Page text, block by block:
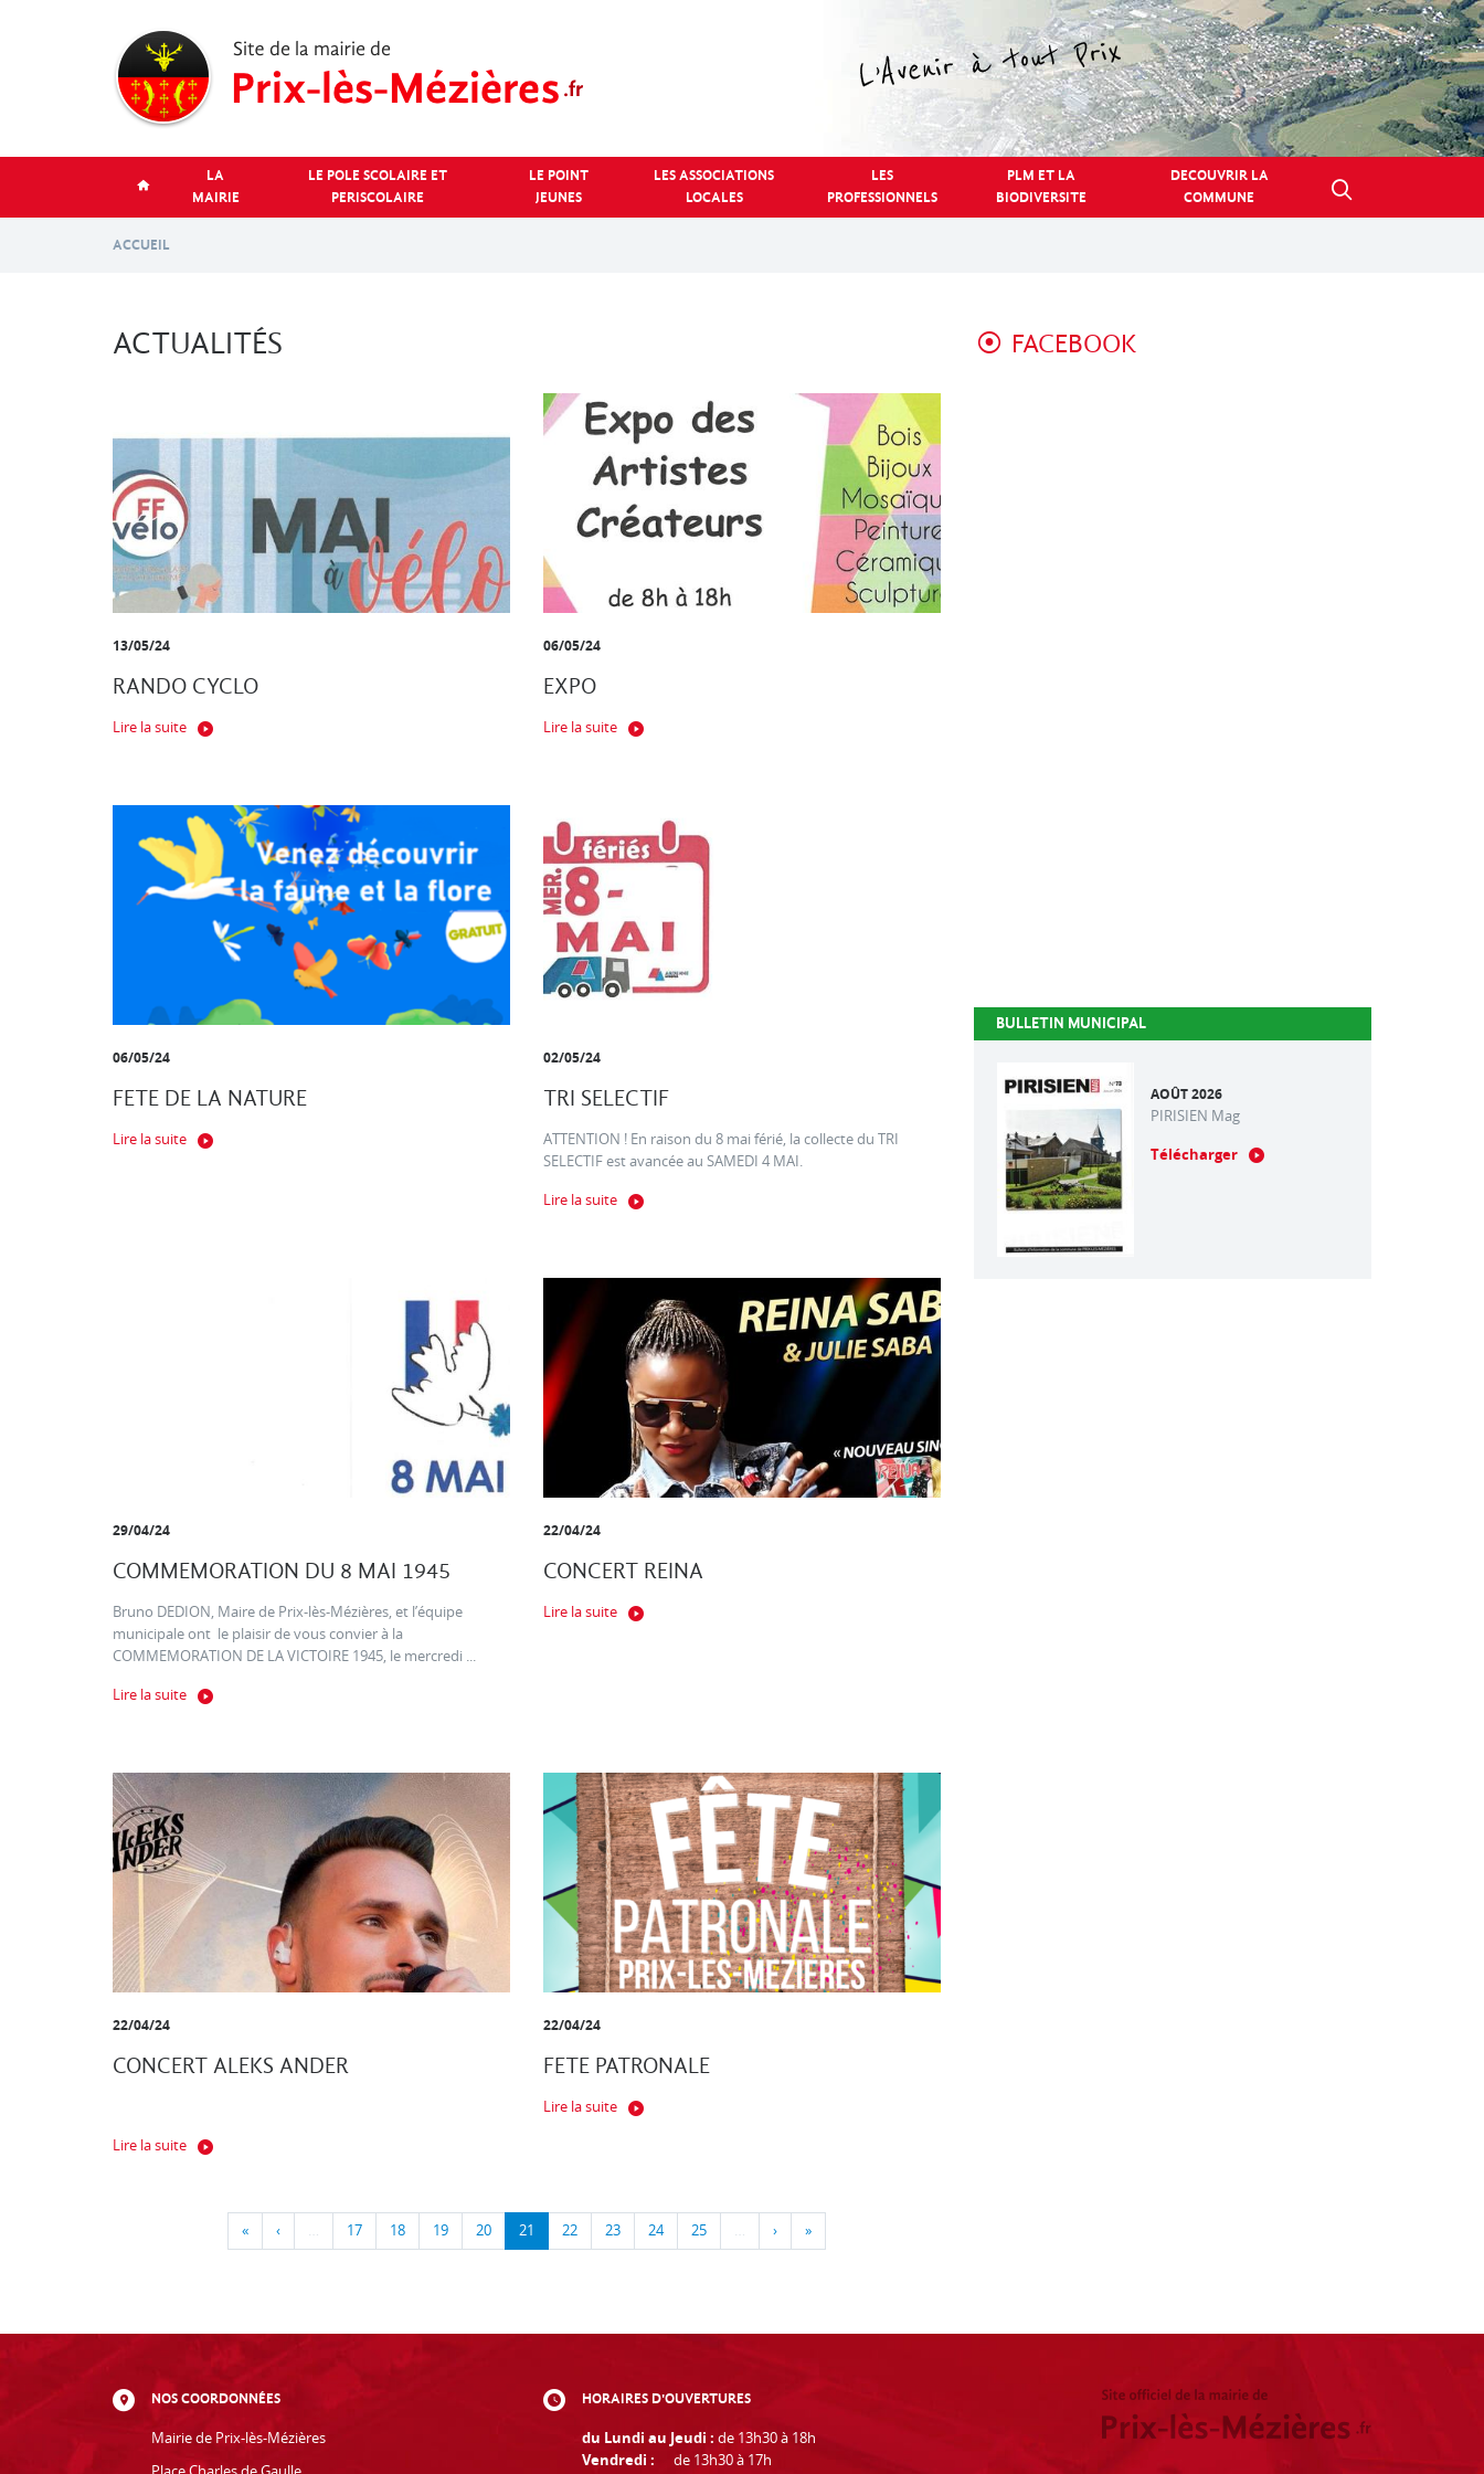
LA
MAIRIE
LE POLE SCOLAIRE ET
PERISCOLAIRE
LE POINT
JEUNES
LES ASSOCIATIONS
LOCALES
LES
PROFESSIONNELS
PLM ET LA
BIODIVERSITE
DECOUVRIR LA
COMMUNE
ACCUEIL
ACTUALITÉS
13/05/24
RANDO CYCLO
Lire la suite
06/05/24
EXPO
Lire la suite
06/05/24
FETE DE LA NATURE
Lire la suite
02/05/24
TRI SELECTIF
ATTENTION ! En raison du 8 mai férié, la collecte du TRI
SELECTIF est avancée au SAMEDI 4 MAI.
Lire la suite
29/04/24
COMMEMORATION DU 8 MAI 1945
Bruno DEDION, Maire de Prix-lès-Mézières, et l’équipe
municipale ont le plaisir de vous convier à la
COMMEMORATION DE LA VICTOIRE 1945, le mercredi ...
Lire la suite
22/04/24
CONCERT REINA
Lire la suite
22/04/24
CONCERT ALEKS ANDER
Lire la suite
22/04/24
FETE PATRONALE
Lire la suite
« ‹ … 17 18 19 20 21 22 23 24 25 … › »
FACEBOOK
BULLETIN MUNICIPAL
AOÛT 2026
PIRISIEN Mag
Télécharger
NOS COORDONNÉES
Mairie de Prix-lès-Mézières
HORAIRES D'OUVERTURES
du Lundi au Jeudi : de 13h30 à 18h
Vendredi :
de 13h30 à 17h